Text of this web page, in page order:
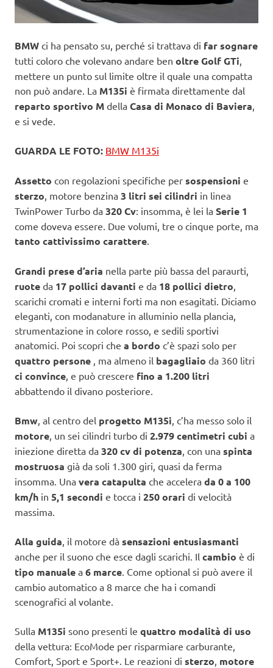
BMW ci ha pensato su, perché si trattava di far sognare
tutti coloro che volevano andare ben oltre Golf GTi
mettere un punto sul limite oltre il quale una compatta
non può andare. La M135i è firmata direttamente dal
reparto sportivo M della Casa di Monaco di Baviera
e si vede.
GUARDA LE FOTO: BMW M135i
Assetto con regolazioni specifiche per sospensioni e
sterzo , motore benzina 3 litri sei cilindri in linea
TwinPower Turbo da 320 Cv: insomma, è lei la Serie 1
come doveva essere. Due volumi, tre o cinque porte, ma
tanto cattivissimo carattere
Grandi prese d’aria nella parte più bassa del paraurti,
ruote da 17 pollici davanti e da 18 pollici dietro
scarichi cromati e interni forti ma non esagitati. Diciamo
eleganti, con modanature in alluminio nella plancia,
strumentazione in colore rosso, e sedili sportivi
anatomici. Poi scopri che a bordo c’è spazi solo per
quattro persone , ma almeno il bagagliaio da 360 litri
ci convince , e può crescere fino a 1.200 litri
abbattendo il divano posteriore.
Bmw , al centro del progetto M135i , c’ha messo solo il
motore , un sei cilindri turbo di 2.979 centimetri cubi a
iniezione diretta da 320 cv di potenza , con una spinta
mostruosa già da soli 1.300 giri, quasi da ferma
insomma. Una vera catapulta che accelera da 0 a 100
km/h in 5,1 secondi e tocca i 250 orari di velocità
massima.
Alla guida , il motore dà sensazioni entusiasmanti
anche per il suono che esce dagli scarichi. Il cambio è di
tipo manuale a 6 marce . Come optional si può avere il
cambio automatico a 8 marce che ha i comandi
scenografici al volante.
Sulla M135i sono presenti le quattro modalità di uso
della vettura: EcoMode per risparmiare carburante,
Comfort, Sport e Sport+. Le reazioni di sterzo motore